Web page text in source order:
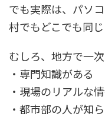
でも実際は、パソ
村でもどこでも同じ
むしろ、地方で一
・専門知識がある
・現場のリアルな
・都市部の人が知